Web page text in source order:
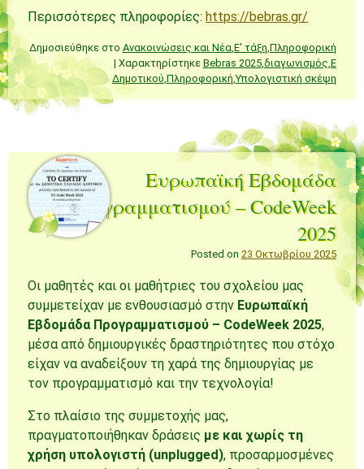
Περισσότερες πληροφορίες:https://bebras.gr/
Δημοσιεύθηκε στο Ανακοινώσεις και Νέα,Ε' τάξη,Πληροφορική
| Χαρακτηρίστηκε Bebras 2025,διαγωνισμός,Ε
Δημοτικού,Πληροφορική,Υπολογιστική σκέψη
Ευρωπαϊκή Εβδομάδα
Προγραμματισμού – CodeWeek
2025
Posted on 23 Οκτωβρίου 2025
Οι μαθητές και οι μαθήτριες του σχολείου μας
συμμετείχαν με ενθουσιασμό στην Ευρωπαϊκή
Εβδομάδα Προγραμματισμού – CodeWeek 2025,
μέσα από δημιουργικές δραστηριότητες που στόχο
είχαν να αναδείξουν τη χαρά της δημιουργίας με
τον προγραμματισμό και την τεχνολογία!
Στο πλαίσιο της συμμετοχής μας,
πραγματοποιήθηκαν δράσεις με και χωρίς τη
χρήση υπολογιστή (unplugged), προσαρμοσμένες